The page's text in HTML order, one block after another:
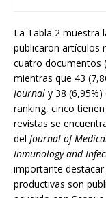
La Tabla 2 muestra
publicaron artículos
cuatro documentos
mientras que 43
Journal y 38 (6,95%)
ranking, cinco
revistas se
del Journal of
Inmunology and
importante
productivas son